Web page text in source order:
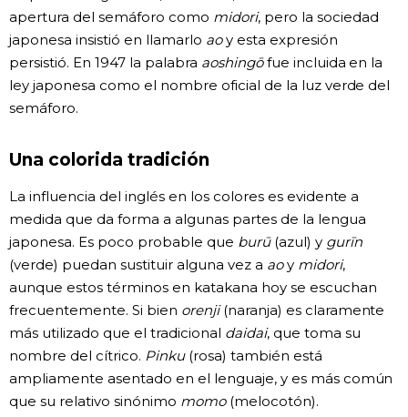
apertura del semáforo como midori, pero la sociedad
japonesa insistió en llamarlo aoy esta expresión
persistió. En 1947 la palabra aoshingōfue incluida en la
ley japonesa como el nombre oficial de la luz verde del
semáforo.
Una colorida tradición
La influencia del inglés en los colores es evidente a
medida que da forma a algunas partes de la lengua
japonesa. Es poco probable que burū(azul) y gurīn
(verde) puedan sustituir alguna vez a aoy midori,
aunque estos términos en katakana hoy se escuchan
frecuentemente. Si bien orenji(naranja) es claramente
más utilizado que el tradicional daidai, que toma su
nombre del cítrico. Pinku(rosa) también está
ampliamente asentado en el lenguaje, y es más común
que su relativo sinónimo momo(melocotón).